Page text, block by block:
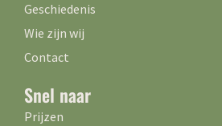
Geschiedenis
Wie zijn wij
Contact
Snel naar
Prijzen